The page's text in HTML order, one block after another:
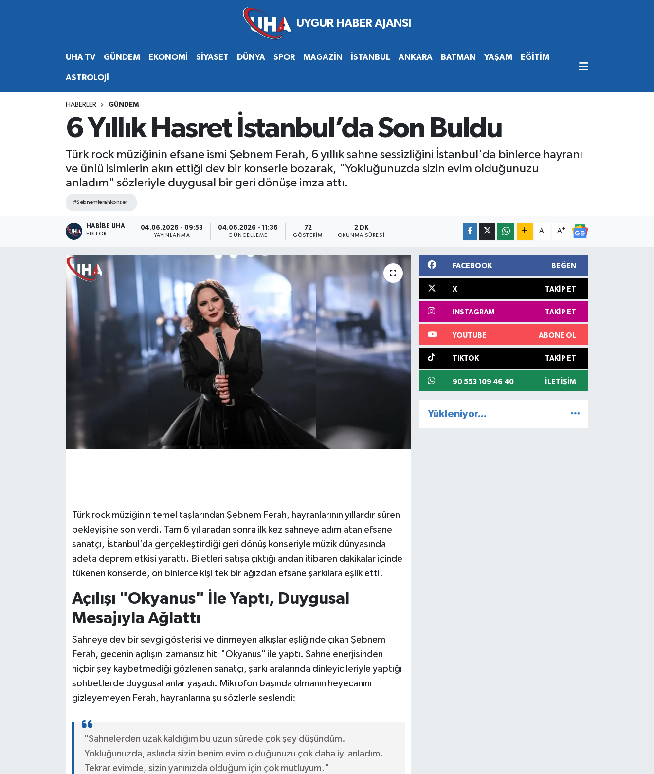
UHA TV GÜNDEM EKONOMİ SİYASET DÜNYA SPOR MAGAZİN İSTANBUL ANKARA BATMAN YAŞAM EĞİTİM
ASTROLOJİ
HABERLER GÜNDEM
6 Yıllık Hasret İstanbul’da Son Buldu
Türk rock müziğinin efsane ismi Şebnem Ferah, 6 yıllık sahne sessizliğini İstanbul'da binlerce hayranı
ve ünlü isimlerin akın ettiği dev bir konserle bozarak, "Yokluğunuzda sizin evim olduğunuzu
anladım" sözleriyle duygusal bir geri dönüşe imza attı.
#Sebnemferahkonser
HABİBE UHA
EDITÖR
04.06.2026 - 09:53
YAYINLANMA
04.06.2026 - 11:36
GÜNCELLEME
72
GÖSTERIM
2 DK
OKUNMA SÜRESI
A- A+
Türk rock müziğinin temel taşlarından Şebnem Ferah, hayranlarının yıllardır süren
bekleyişine son verdi. Tam 6 yıl aradan sonra ilk kez sahneye adım atan efsane
sanatçı, İstanbul’da gerçekleştirdiği geri dönüş konseriyle müzik dünyasında
adeta deprem etkisi yarattı. Biletleri satışa çıktığı andan itibaren dakikalar içinde
tükenen konserde, on binlerce kişi tek bir ağızdan efsane şarkılara eşlik etti.
Açılışı "Okyanus" İle Yaptı, Duygusal
Mesajıyla Ağlattı
Sahneye dev bir sevgi gösterisi ve dinmeyen alkışlar eşliğinde çıkan Şebnem
Ferah, gecenin açılışını zamansız hiti "Okyanus" ile yaptı. Sahne enerjisinden
hiçbir şey kaybetmediği gözlenen sanatçı, şarkı aralarında dinleyicileriyle yaptığı
sohbetlerde duygusal anlar yaşadı. Mikrofon başında olmanın heyecanını
gizleyemeyen Ferah, hayranlarına şu sözlerle seslendi:
"Sahnelerden uzak kaldığım bu uzun sürede çok şey düşündüm.
Yokluğunuzda, aslında sizin benim evim olduğunuzu çok daha iyi anladım.
Tekrar evimde, sizin yanınızda olduğum için çok mutluyum."
FACEBOOK BEĞEN
X TAKIP ET
INSTAGRAM TAKIP ET
YOUTUBE ABONE OL
TIKTOK TAKIP ET
90 553 109 46 40 İLETIŞIM
Yükleniyor...
Hava Durumu
Süper Lig Puan Durumu ve Fikstür
Tüm Manşetler
Son Dakika Haberleri